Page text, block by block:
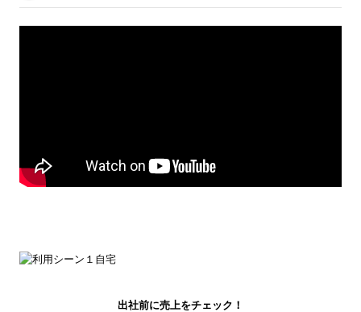
出社前に売上をチェック！